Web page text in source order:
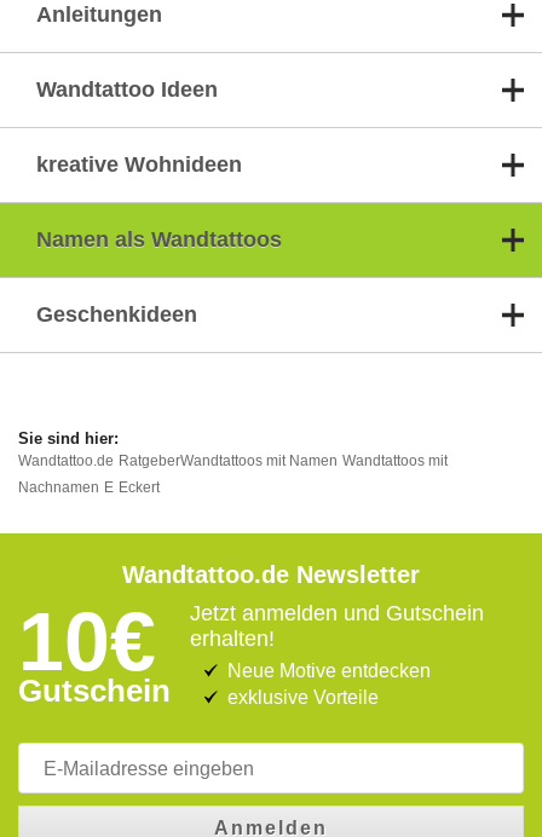
Anleitungen
Wandtattoo Ideen
kreative Wohnideen
Namen als Wandtattoos
Geschenkideen
Wandtattoo.de RatgeberWandtattoos mit Namen Wandtattoos mit
Nachnamen E Eckert
Wandtattoo.de Newsletter
10€
Gutschein
Jetzt anmelden und Gutschein
erhalten!
Neue Motive entdecken
exklusive Vorteile
Anmelden